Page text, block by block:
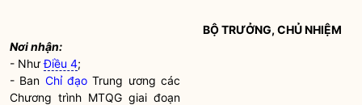
Nơi nhận:
- NhưĐiều 4;
- Ban Chỉ đạo Trung ương các
Chương trình MTQG giai đoạn
BỘ TRƯỞNG, CHỦ NHIỆM